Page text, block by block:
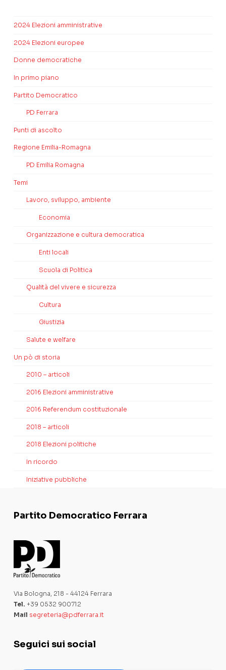
2024 Elezioni amministrative
2024 Elezioni europee
Donne democratiche
In primo piano
Partito Democratico
PD Ferrara
Punti di ascolto
Regione Emilia-Romagna
PD Emilia Romagna
Temi
Lavoro, sviluppo, ambiente
Economia
Organizzazione e cultura democratica
Enti locali
Scuola di Politica
Qualità del vivere e sicurezza
Cultura
Giustizia
Salute e welfare
Un pò di storia
2010 – articoli
2016 Elezioni amministrative
2016 Referendum costituzionale
2018 – articoli
2018 Elezioni politiche
In ricordo
Iniziative pubbliche
Partito Democratico Ferrara
Via Bologna, 218 - 44124 Ferrara
Tel. +39 0532 900712
Mail segreteria@pdferrara.it
Seguici sui social